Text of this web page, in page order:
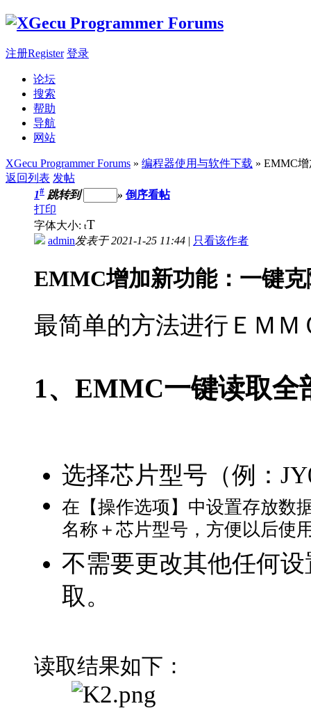
注册Register 登录
论坛
搜索
帮助
导航
网站
XGecu Programmer Forums » 编程器使用与软件下载 » EMMC
返回列表 发帖
1# 跳转到 » 倒序看帖
打印
字体大小: tT
admin发表于 2021-1-25 11:44 | 只看该作者
EMMC增加新功能：一键克
最简单的方法进行ＥＭＭ
1、EMMC一键读取全
选择芯片型号（例：
在【操作选项】中设置存放数
名称＋芯片型号，方便以后使
不需要更改其他任何
取。
读取结果如下：